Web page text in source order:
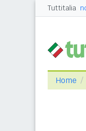
Tuttitalia
Home